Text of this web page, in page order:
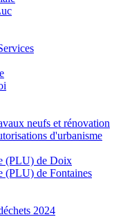
neufs et rénovation
d'urbanisme
(PLU) de Doix
(PLU) de Fontaines
2024